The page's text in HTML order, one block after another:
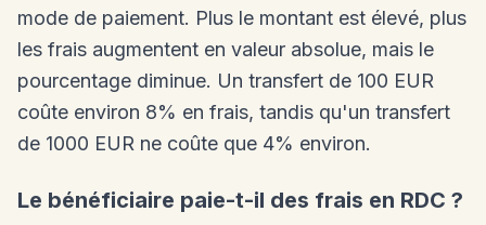
mode de paiement. Plus le montant est élevé, plus
les frais augmentent en valeur absolue, mais le
pourcentage diminue. Un transfert de 100 EUR
coûte environ 8% en frais, tandis qu'un transfert
de 1000 EUR ne coûte que 4% environ.
Le bénéficiaire paie-t-il des frais en RDC ?